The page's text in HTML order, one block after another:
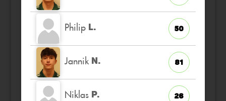
Philip L. 50
Jannik N. 81
Niklas P. 26